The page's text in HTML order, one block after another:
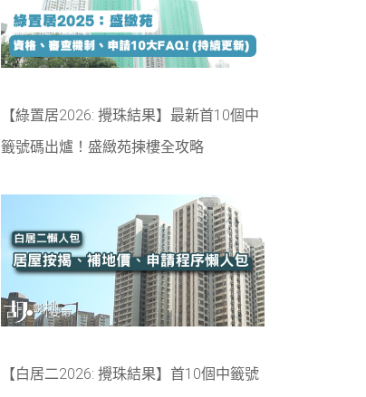
【綠置居2026: 攪珠結果】最新首10個中
籤號碼出爐！盛緻苑揀樓全攻略
【白居二2026: 攪珠結果】首10個中籤號